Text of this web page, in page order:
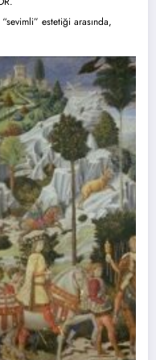
estetiği arasında,